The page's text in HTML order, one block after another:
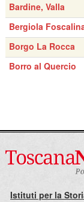
Bardine, Valla
Bergiola
Borgo La Rocca
Borro al Quercio
Istituti per la